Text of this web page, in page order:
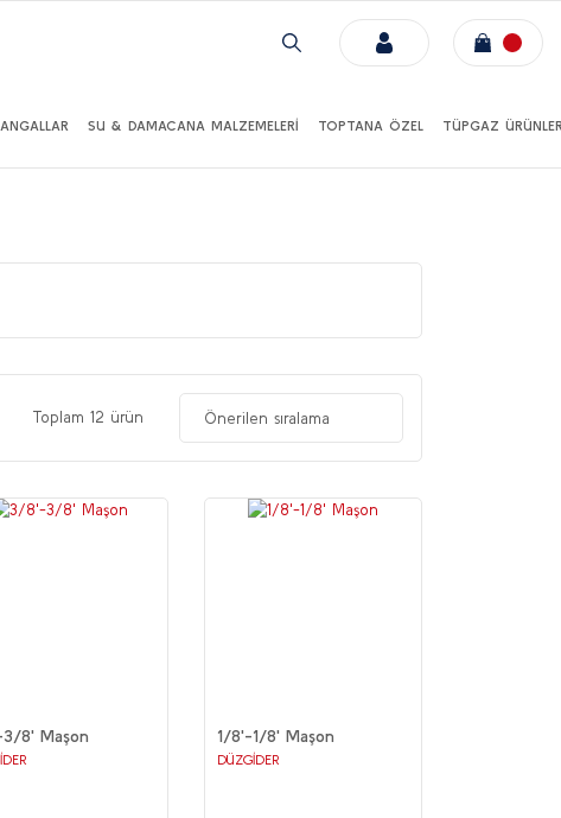
SU & DAMACANA MALZEMELERİ TOPTANA ÖZEL TÜPGAZ
Toplam 12 ürün
8' Maşon 1/8'-1/8' Maşon
DÜZGİDER